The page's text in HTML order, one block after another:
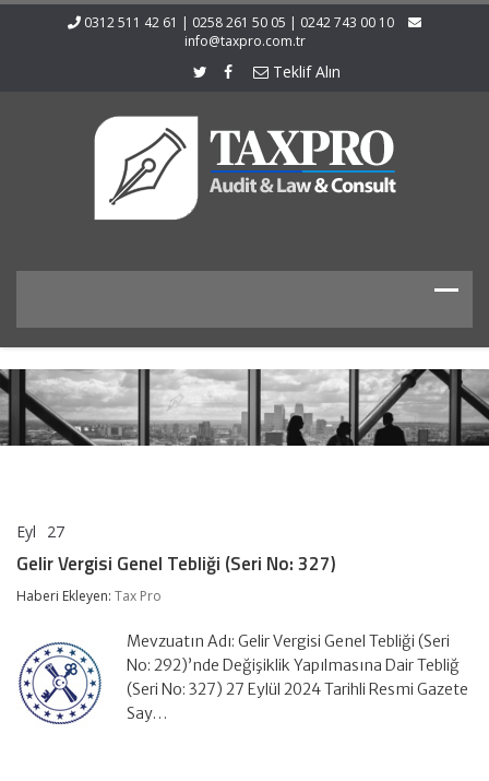
0312 511 42 61 | 0258 261 50 05 | 0242 743 00 10
info@taxpro.com.tr
Teklif Alın
Eyl 27
Genel
Tebliği
(Seri
için
Gelir Vergisi Genel Tebliği (Seri No: 327)
Haberi Ekleyen: Tax Pro
Mevzuatın Adı: Gelir Vergisi Genel Tebliği (Seri
No: 292)’nde Değişiklik Yapılmasına Dair Tebliğ
(Seri No: 327) 27 Eylül 2024 Tarihli Resmi Gazete
Say…